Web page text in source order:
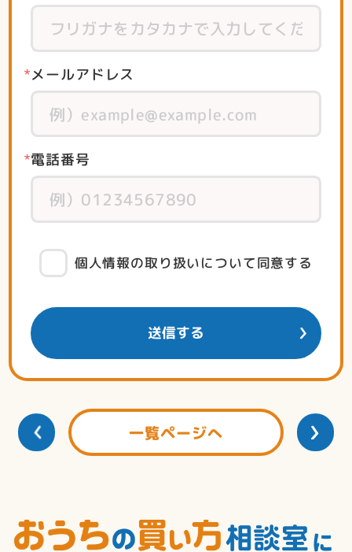
メールアドレス
電話番号
個人情報の取り扱いについて同意する
一覧ページへ